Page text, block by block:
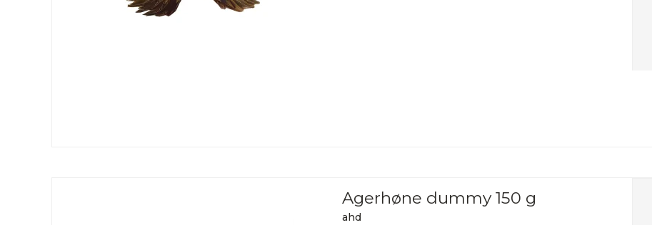
Agerhøne dummy 150 g
ahd